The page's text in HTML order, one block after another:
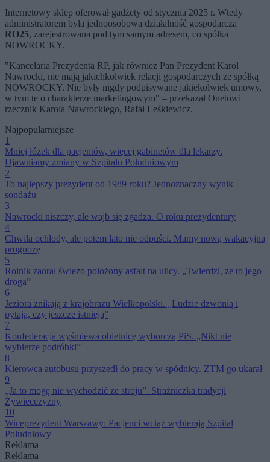
Internetowy sklep oferował gadżety od stycznia 2025 r. Wtedy
administratorem była jednoosobowa działalność gospodarcza
RO25, zarejestrowana pod tym samym adresem, co spółka
NOWROCKY.
"Kancelaria Prezydenta RP, jak również Pan Prezydent Karol
Nawrocki, nie mają jakichkolwiek relacji gospodarczych ze spółką
NOWROCKY. Nie były nigdy podpisywane jakiekolwiek umowy,
w tym te o charakterze marketingowym" – przekazał Onetowi
rzecznik Karola Nawrockiego, Rafał Leśkiewicz.
Najpopularniejsze
1
Mniej łóżek dla pacjentów, więcej gabinetów dla lekarzy.
Ujawniamy zmiany w Szpitalu Południowym
2
To najlepszy prezydent od 1989 roku? Jednoznaczny wynik
sondażu
3
Nawrocki niszczy, ale wajb się zgadza. O roku prezydentury
4
Chwila ochłody, ale potem lato nie odpuści. Mamy nową wakacyjną
prognozę
5
Rolnik zaorał świeżo położony asfalt na ulicy. „Twierdzi, że to jego
droga”
6
Jeziora znikają z krajobrazu Wielkopolski. „Ludzie dzwonią i
pytają, czy jeszcze istnieją”
7
Konfederacja wyśmiewa obietnicę wyborczą PiS. „Nikt nie
wybierze podróbki”
8
Kierowca autobusu przyszedł do pracy w spódnicy. ZTM go ukarał
9
„Ja to mogę nie wychodzić ze stroju”. Strażniczka tradycji
Żywiecczyzny
10
Wiceprezydent Warszawy: Pacjenci wciąż wybierają Szpital
Południowy
Reklama
Reklama